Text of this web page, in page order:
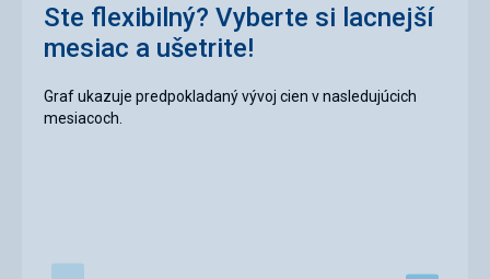
Ste flexibilný? Vyberte si lacnejší
mesiac a ušetrite!
Graf ukazuje predpokladaný vývoj cien v nasledujúcich
mesiacoch.